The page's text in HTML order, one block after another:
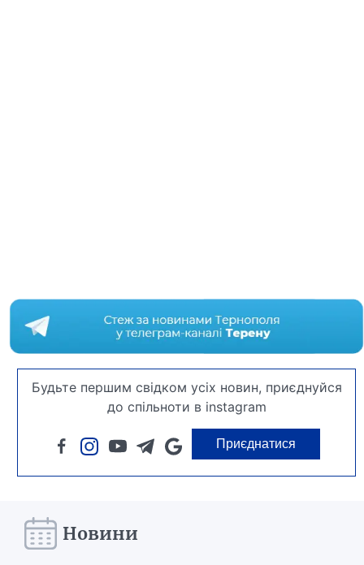
Будьте першим свідком усіх новин, приєднуйся
до спільноти в instagram
Приєднатися
Новини